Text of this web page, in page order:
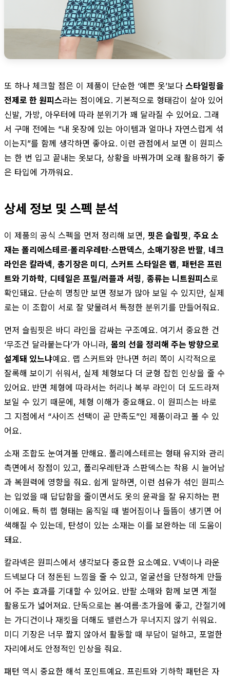
또 하나 체크할 점은 이 제품이 단순한 ‘예쁜 옷’보다 스타일링을
전제로 한 원피스라는 점이에요. 기본적으로 형태감이 살아 있어
신발, 가방, 아우터에 따라 분위기가 꽤 달라질 수 있어요. 그래
서 구매 전에는 “내 옷장에 있는 아이템과 얼마나 자연스럽게 섞
이는지”를 함께 생각하면 좋아요. 이런 관점에서 보면 이 원피스
는 한 번 입고 끝내는 옷보다, 상황을 바꿔가며 오래 활용하기 좋
은 타입에 가까워요.
상세 정보 및 스펙 분석
이 제품의 공식 스펙을 먼저 정리해 보면, 핏은 슬림핏, 주요 소
재는 폴리에스테르·폴리우레탄·스판덱스, 소매기장은 반팔, 네크
라인은 칼라넥, 총기장은 미디, 스커트 스타일은 랩, 패턴은 프린
트와 기하학, 디테일은 프릴/러플과 셔링, 종류는 니트원피스로
확인돼요. 단순히 명칭만 보면 정보가 많아 보일 수 있지만, 실제
로는 이 조합이 서로 잘 맞물려서 특정한 분위기를 만들어줘요.
먼저 슬림핏은 바디 라인을 감싸는 구조예요. 여기서 중요한 건
‘무조건 달라붙는다’가 아니라, 몸의 선을 정리해 주는 방향으로
설계돼 있느냐예요. 랩 스커트와 만나면 허리 쪽이 시각적으로
잘록해 보이기 쉬워서, 실제 체형보다 더 균형 잡힌 인상을 줄 수
있어요. 반면 체형에 따라서는 허리나 복부 라인이 더 도드라져
보일 수 있기 때문에, 체형 이해가 중요해요. 이 원피스는 바로
그 지점에서 “사이즈 선택이 곧 만족도”인 제품이라고 볼 수 있
어요.
소재 조합도 눈여겨볼 만해요. 폴리에스테르는 형태 유지와 관리
측면에서 장점이 있고, 폴리우레탄과 스판덱스는 착용 시 늘어남
과 복원력에 영향을 줘요. 쉽게 말하면, 이런 섬유가 섞인 원피스
는 입었을 때 답답함을 줄이면서도 옷의 윤곽을 잘 유지하는 편
이에요. 특히 랩 형태는 움직일 때 벌어짐이나 들뜸이 생기면 어
색해질 수 있는데, 탄성이 있는 소재는 이를 보완하는 데 도움이
돼요.
칼라넥은 원피스에서 생각보다 중요한 요소예요. V넥이나 라운
드넥보다 더 정돈된 느낌을 줄 수 있고, 얼굴선을 단정하게 만들
어 주는 효과를 기대할 수 있어요. 반팔 소매와 함께 보면 계절
활용도가 넓어져요. 단독으로는 봄·여름·초가을에 좋고, 간절기에
는 가디건이나 재킷을 더해도 밸런스가 무너지지 않기 쉬워요.
미디 기장은 너무 짧지 않아서 활동할 때 부담이 덜하고, 포멀한
자리에서도 안정적인 인상을 줘요.
패턴 역시 중요한 해석 포인트예요. 프린트와 기하학 패턴은 자